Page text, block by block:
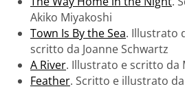
Akiko Miyakoshi
Town Is By the Sea. Illustrato
scritto da Joanne Schwartz
A River. Illustrato e scritto da
Feather. Scritto e illustrato